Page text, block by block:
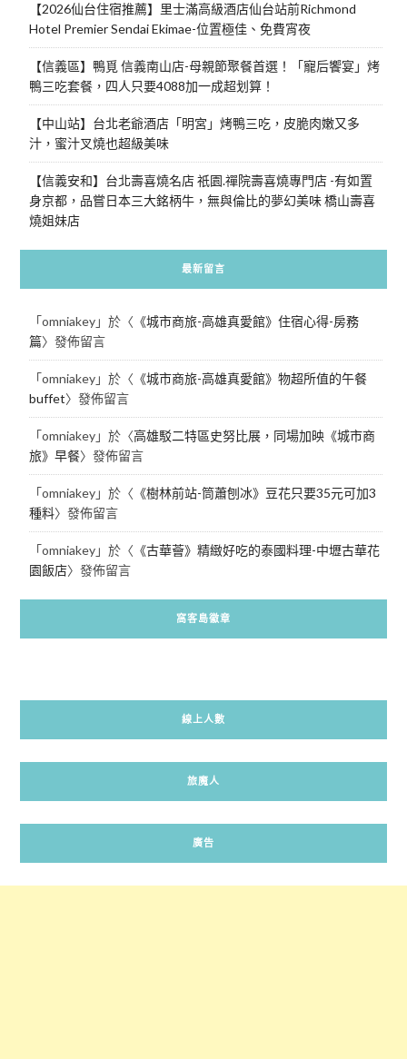
【2026仙台住宿推薦】里士滿高級酒店仙台站前Richmond
Hotel Premier Sendai Ekimae-位置極佳、免費宵夜
【信義區】鴨覓 信義南山店-母親節聚餐首選！「寵后饗宴」烤
鴨三吃套餐，四人只要4088加一成超划算！
【中山站】台北老爺酒店「明宮」烤鴨三吃，皮脆肉嫩又多
汁，蜜汁叉燒也超級美味
【信義安和】台北壽喜燒名店 祇園.禪院壽喜燒專門店 -有如置
身京都，品嘗日本三大銘柄牛，無與倫比的夢幻美味 橋山壽喜
燒姐妹店
最新留言
「omniakey」於〈 《城市商旅-高雄真愛館》住宿心得-房務
篇〉發佈留言
「omniakey」於〈 《城市商旅-高雄真愛館》物超所值的午餐
buffet〉發佈留言
「omniakey」於〈高雄駁二特區史努比展，同場加映《城市商
旅》早餐〉發佈留言
「omniakey」於〈 《樹林前站-筒蕭刨冰》豆花只要35元可加3
種料〉發佈留言
「omniakey」於〈 《古華薈》精緻好吃的泰國料理-中壢古華花
園飯店〉發佈留言
窩客島徽章
線上人數
旅魔人
廣告